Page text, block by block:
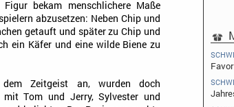
bekam menschlichere Maße
abzusetzen: Neben Chip und
getauft und später zu Chip und
ein Käfer und eine wilde Biene zu
Zeitgeist an, wurden doch
mit Tom und Jerry, Sylvester und